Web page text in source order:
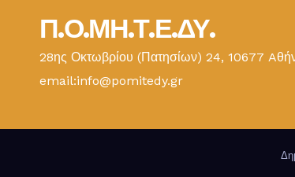
Π.Ο.ΜΗ.Τ.Ε.ΔΥ.
28ης Οκτωβρίου (Πατησίων) 24, 10677
email:info@pomitedy.gr